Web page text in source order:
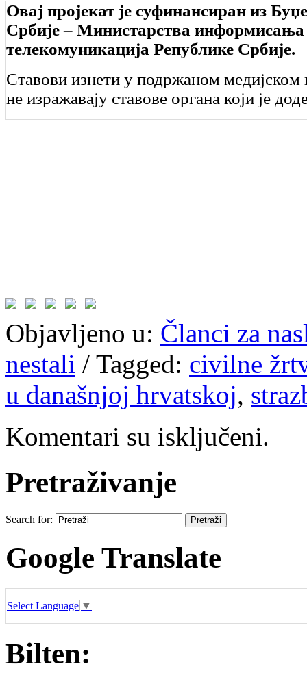
Овај пројекат је суфинансиран из
Србије – Министарства
телекомуникација Републике Србије.
Ставови изнети у подржаном медијском
не изражавају ставове органа који је
Objavljeno u: Članci za
nestali / Tagged: civilne
u današnjoj hrvatskoj,
Komentari su isključeni.
Pretraživanje
Search for:
Google Translate
Select Language ▼
Bilten: